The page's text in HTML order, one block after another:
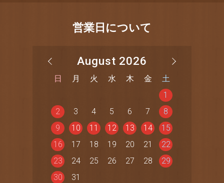
営業日について
August 2026
日 月 火 水 木 金
土
1
2
3 4 5 6 7
8
9
10 11 12 13 14
15
16
17 18 19 20 21
22
23
24 25 26 27 28
29
30
31